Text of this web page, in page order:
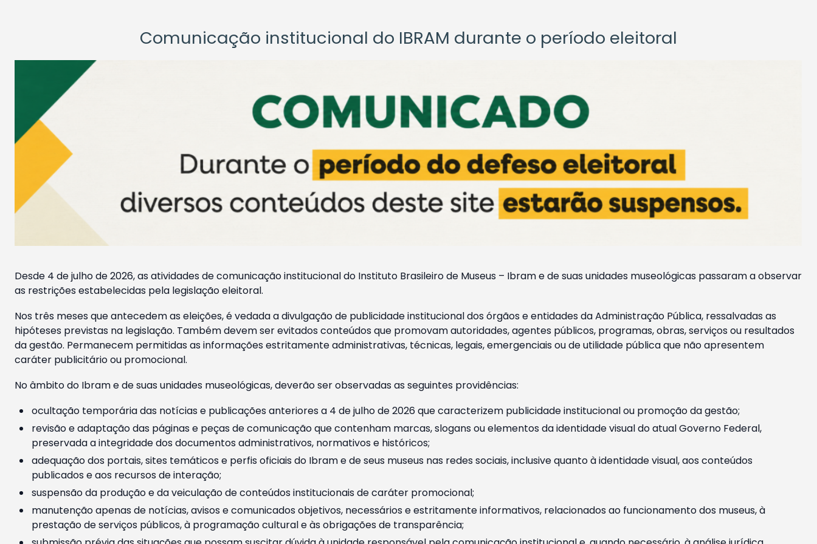
Comunicação institucional do IBRAM durante o período eleitoral
Desde 4 de julho de 2026, as atividades de comunicação institucional do Instituto Brasileiro de Museus – Ibram e de suas unidades museológicas passaram a observar
as restrições estabelecidas pela legislação eleitoral.
Nos três meses que antecedem as eleições, é vedada a divulgação de publicidade institucional dos órgãos e entidades da Administração Pública, ressalvadas as
hipóteses previstas na legislação. Também devem ser evitados conteúdos que promovam autoridades, agentes públicos, programas, obras, serviços ou resultados
da gestão. Permanecem permitidas as informações estritamente administrativas, técnicas, legais, emergenciais ou de utilidade pública que não apresentem
caráter publicitário ou promocional.
No âmbito do Ibram e de suas unidades museológicas, deverão ser observadas as seguintes providências:
ocultação temporária das notícias e publicações anteriores a 4 de julho de 2026 que caracterizem publicidade institucional ou promoção da gestão;
revisão e adaptação das páginas e peças de comunicação que contenham marcas, slogans ou elementos da identidade visual do atual Governo Federal,
preservada a integridade dos documentos administrativos, normativos e históricos;
adequação dos portais, sites temáticos e perfis oficiais do Ibram e de seus museus nas redes sociais, inclusive quanto à identidade visual, aos conteúdos
publicados e aos recursos de interação;
suspensão da produção e da veiculação de conteúdos institucionais de caráter promocional;
manutenção apenas de notícias, avisos e comunicados objetivos, necessários e estritamente informativos, relacionados ao funcionamento dos museus, à
prestação de serviços públicos, à programação cultural e às obrigações de transparência;